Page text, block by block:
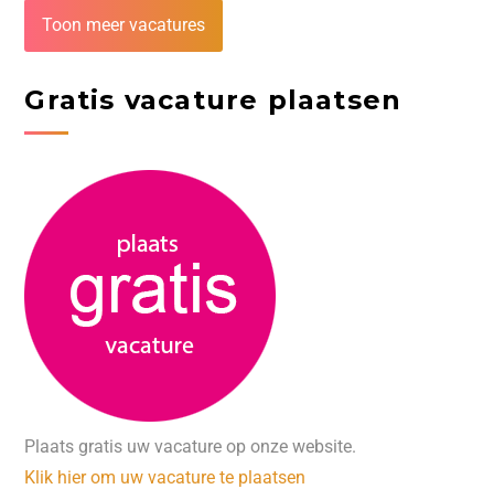
Toon meer vacatures
Gratis vacature plaatsen
Plaats gratis uw vacature op onze website.
Klik hier om uw vacature te plaatsen